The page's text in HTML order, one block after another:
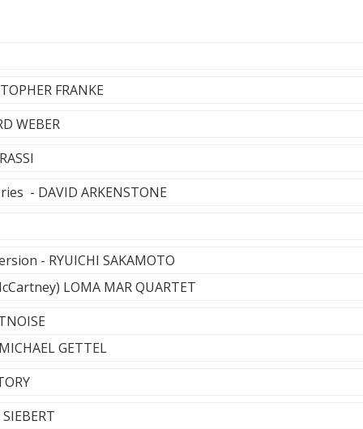
FRANKE
WEBER
- DAVID ARKENSTONE
- RYUICHI SAKAMOTO
LOMA MAR QUARTET
GETTEL